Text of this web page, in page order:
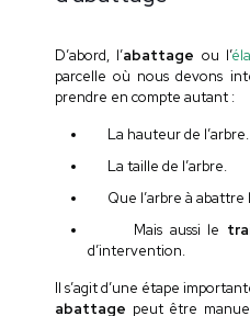
D’abord, l’abattage ou l’
parcelle où nous devons
prendre en compte autant :
La hauteur de l’arbre.
La taille de l’arbre.
Que l’arbre à
Mais aussi le
d’intervention.
Il s’agit d’une étape
abattage peut être